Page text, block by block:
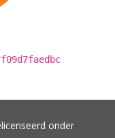
onder